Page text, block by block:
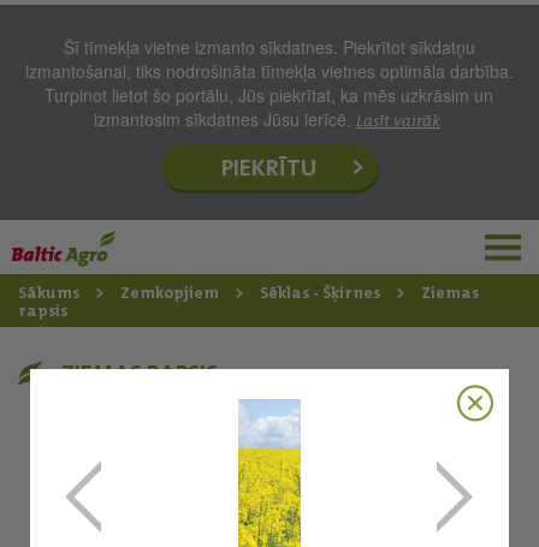
Šī tīmekļa vietne izmanto sīkdatnes. Piekrītot sīkdatņu
izmantošanai, tiks nodrošināta tīmekļa vietnes optimāla darbība.
Turpinot lietot šo portālu, Jūs piekrītat, ka mēs uzkrāsim un
izmantosim sīkdatnes Jūsu ierīcē. Lasīt vairāk
PIEKRĪTU
Sākums Zemkopjiem Sēklas - Šķirnes
Ziemas
rapsis
ZIEMAS RAPSIS